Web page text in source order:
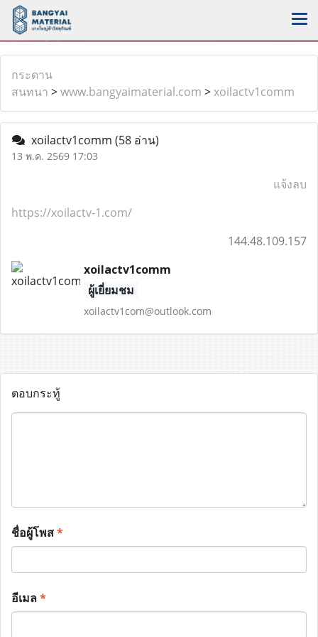
กระดาน
สนทนา >www.bangyaimaterial.com >xoilactv1comm
xoilactv1comm (58 อ่าน)
13 พ.ค. 2569 17:03
แจ้งลบ
https://xoilactv-1.com/
144.48.109.157
xoilactv1comm
ผู้เยี่ยมชม
xoilactv1com@outlook.com
ตอบกระทู้
ชื่อผู้โพส*
อีเมล*